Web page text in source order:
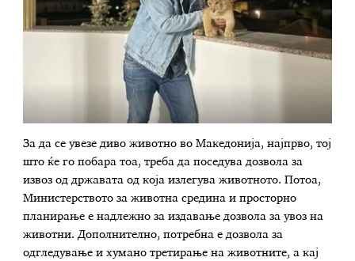
За да се увезе диво животно во Македонија, најпрво, тој
што ќе го побара тоа, треба да поседува дозвола за
извоз од државата од која излегува животното. Потоа,
Министерството за животна средина и просторно
планирање е надлежно за издавање дозвола за увоз на
животни. Дополнително, потребна е дозвола за
одгледување и хумано третирање на животните, а кај